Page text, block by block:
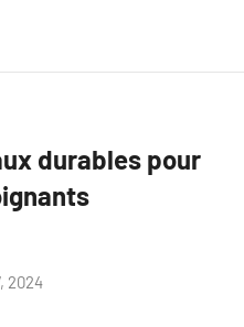
durables pour
2024